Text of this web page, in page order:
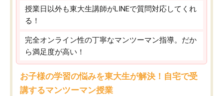
授業日以外も東大生講師がLINEで質問対応してくれ
る！
完全オンライン性の丁寧なマンツーマン指導。だか
ら満足度が高い！
お子様の学習の悩みを東大生が解決！自宅で受
講するマンツーマン授業